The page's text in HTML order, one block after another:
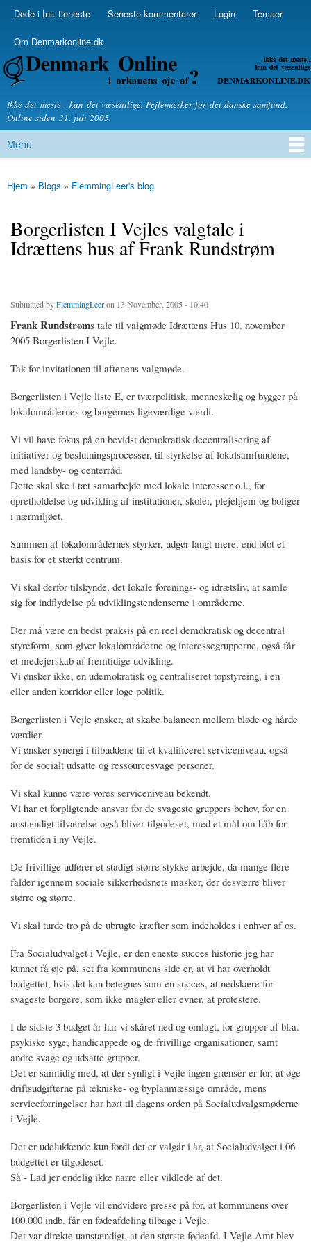
Skip to
Secondary menu
Døde i Int. tjeneste Seneste kommentarer Login Temaer
Om Denmarkonline.dk
Denmarkonline.dk - blognyheder om politik
Ikke det meste - kun det væsentlige. Pejlemærker for det danske samfund.
Online siden 31. juli 2005.
Main menu
Menu
You are here
Hjem » Blogs » FlemmingLeer's blog
Borgerlisten I Vejles valgtale i
Idrættens hus af Frank Rundstrøm
Submitted byFlemmingLeeron 13 November, 2005 - 10:40
Frank Rundstrøms tale til valgmøde Idrættens Hus 10. november
2005 Borgerlisten I Vejle.
Tak for invitationen til aftenens valgmøde.
Borgerlisten i Vejle liste E, er tværpolitisk, menneskelig og bygger på
lokalområdernes og borgernes ligeværdige værdi.
Vi vil have fokus på en bevidst demokratisk decentralisering af
initiativer og beslutningsprocesser, til styrkelse af lokalsamfundene,
med landsby- og centerråd.
Dette skal ske i tæt samarbejde med lokale interesser o.l., for
opretholdelse og udvikling af institutioner, skoler, plejehjem og boliger
i nærmiljøet.
Summen af lokalområdernes styrker, udgør langt mere, end blot et
basis for et stærkt centrum.
Vi skal derfor tilskynde, det lokale forenings- og idrætsliv, at samle
sig for indflydelse på udviklingstendenserne i områderne.
Der må være en bedst praksis på en reel demokratisk og decentral
styreform, som giver lokalområderne og interessegrupperne, også får
et medejerskab af fremtidige udvikling.
Vi ønsker ikke, en udemokratisk og centraliseret topstyreing, i en
eller anden korridor eller loge politik.
Borgerlisten i Vejle ønsker, at skabe balancen mellem bløde og hårde
værdier.
Vi ønsker synergi i tilbuddene til et kvalificeret serviceniveau, også
for de socialt udsatte og ressourcesvage personer.
Vi skal kunne være vores serviceniveau bekendt.
Vi har et forpligtende ansvar for de svageste gruppers behov, for en
anstændigt tilværelse også bliver tilgodeset, med et mål om håb for
fremtiden i ny Vejle.
De frivillige udfører et stadigt større stykke arbejde, da mange flere
falder igennem sociale sikkerhedsnets masker, der desværre bliver
større og større.
Vi skal turde tro på de ubrugte kræfter som indeholdes i enhver af os.
Fra Socialudvalget i Vejle, er den eneste succes historie jeg har
kunnet få øje på, set fra kommunens side er, at vi har overholdt
budgettet, hvis det kan betegnes som en succes, at nedskære for
svageste borgere, som ikke magter eller evner, at protestere.
I de sidste 3 budget år har vi skåret ned og omlagt, for grupper af bl.a.
psykiske syge, handicappede og de frivillige organisationer, samt
andre svage og udsatte grupper.
Det er samtidig med, at der synligt i Vejle ingen grænser er for, at øge
driftsudgifterne på tekniske- og byplanmæssige område, mens
serviceforringelser har hørt til dagens orden på Socialudvalgsmøderne
i Vejle.
Det er udelukkende kun fordi det er valgår i år, at Socialudvalget i 06
budgettet er tilgodeset.
Så - Lad jer endelig ikke narre eller vildlede af det.
Borgerlisten i Vejle vil endvidere presse på for, at kommunens over
100.000 indb. får en fødeafdeling tilbage i Vejle.
Det var direkte uanstændigt, at den største fødeafd. I Vejle Amt blev